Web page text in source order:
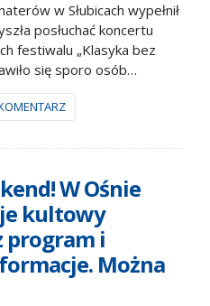
w Słubicach wypełnił
posłuchać koncertu
festiwalu „Klasyka bez
się sporo osób
nad Odrą oraz okolic.
W Ośnie
kultowy
program i
Można